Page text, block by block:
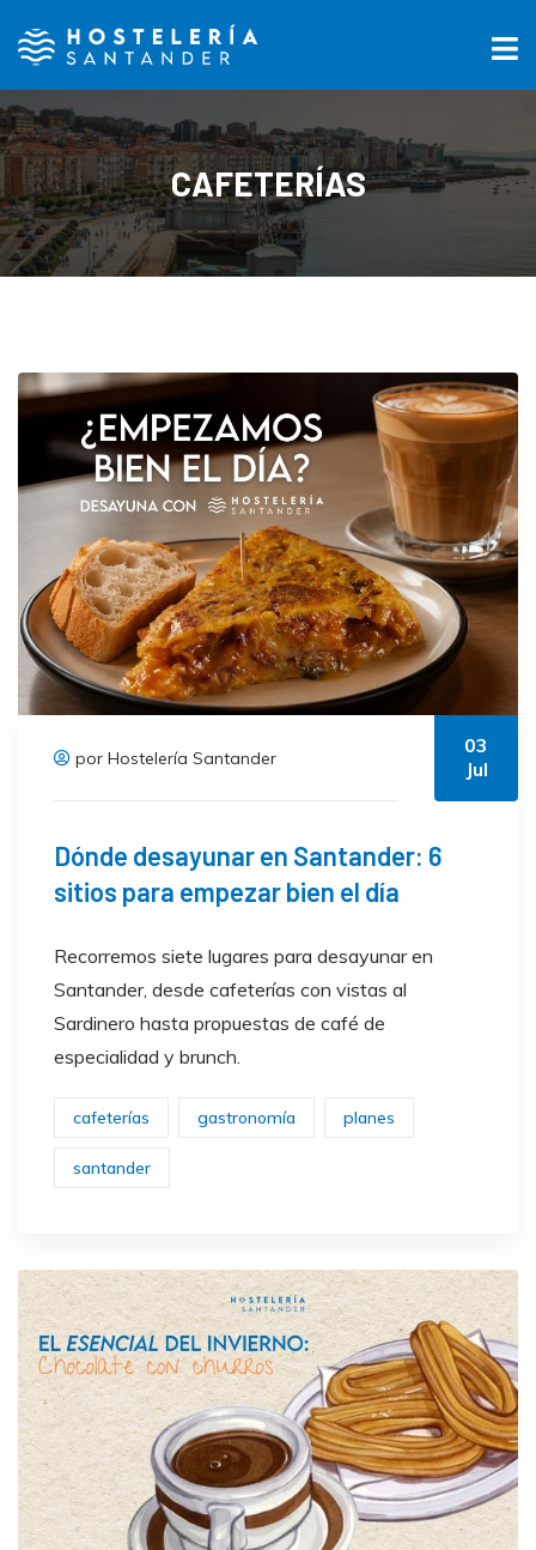
CAFETERÍAS
por Hostelería Santander
03
Jul
Dónde desayunar en Santander: 6
sitios para empezar bien el día
Recorremos siete lugares para desayunar en
Santander, desde cafeterías con vistas al
Sardinero hasta propuestas de café de
especialidad y brunch.
cafeterías gastronomía planes
santander